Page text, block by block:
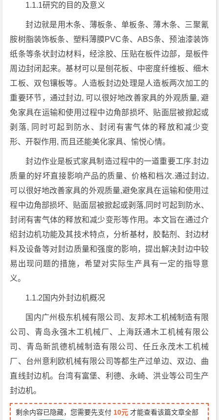
1.1.1研究的目的及意义
封边就是用木条、薄板条、单板条、薄木条、三聚氰
胺树脂装饰板条、塑料薄膜PVC条、ABS条、预油漆装饰
纸条等条状封边材料，经涂胶、压贴在板件边部，是板件
周边封闭起来。基材可以是刨花板、中密度纤维板、细木
工板、双包镶板等。人造板封边处理是人造板两次加工的
重要环节，通过封边, 可以很好地改善家具的外观质量, 避
免家具在运输和使用过程中边角部损坏、贴面层被掀起或
剥落, 同时可起到防水、封闭有害气体的释放和减少变
形、开裂作用, 而且还能美化家具、愉悦心情。
封边作业是板式家具制造过程中的一道重要工序.封边
质量的好坏直接影响产品的质量、价格和档次.通过封边,
可以很好地改善家具的外观质量,避免家具在运输和使用过
程中边角部损坏、贴面层被掀起或剥落,同时可起到防水、
封闭有害气体的释放和减少变形等作用。本文旨在通过介
绍封边机功能及其技术特点，分析基材，胶黏剂、封边材
料及设备等对封边质量和强度的影响，提出解决封边中较
易出现问题的措施，希望对实际生产具有一定的指导意
义。
1.1.2国内外封边机概况
国内广州极东机械有限公司、友邦木工机械制造有限
公司、青岛永强木工机械厂、上海跃通木工机械有限公
司、青岛新凯德机械制造有限公司、任丘永茂木工机械
厂、台州意利欧机械有限公司等都生产过单边、双边、曲
直线封边机。台湾有富堡、利德、永崎、洪业等公司生产
封边机。
剩余内容已隐藏，您需要先支付 10元 才能查看该篇文章全部